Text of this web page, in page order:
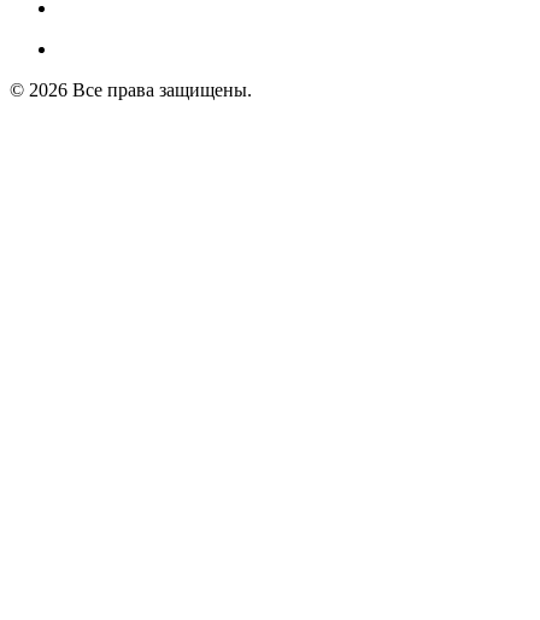
© 2026 Все права защищены.